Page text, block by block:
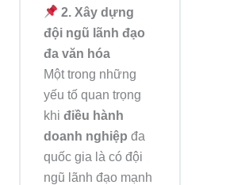
2. Xây dựng
đội ngũ lãnh đạo
đa văn hóa
Một trong những
yếu tố quan trọng
khiđiều hành
doanh nghiệp đa
quốc gia là có đội
ngũ lãnh đạo mạnh